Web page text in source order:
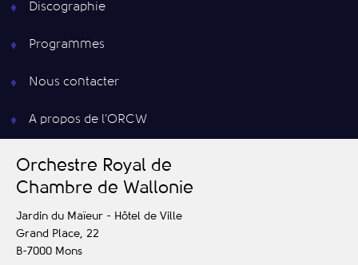
Discographie
Programmes
Nous contacter
A propos de l’ORCW
Orchestre Royal de
Chambre de Wallonie
Jardin du Maïeur - Hôtel de Ville
Grand Place, 22
B-7000 Mons